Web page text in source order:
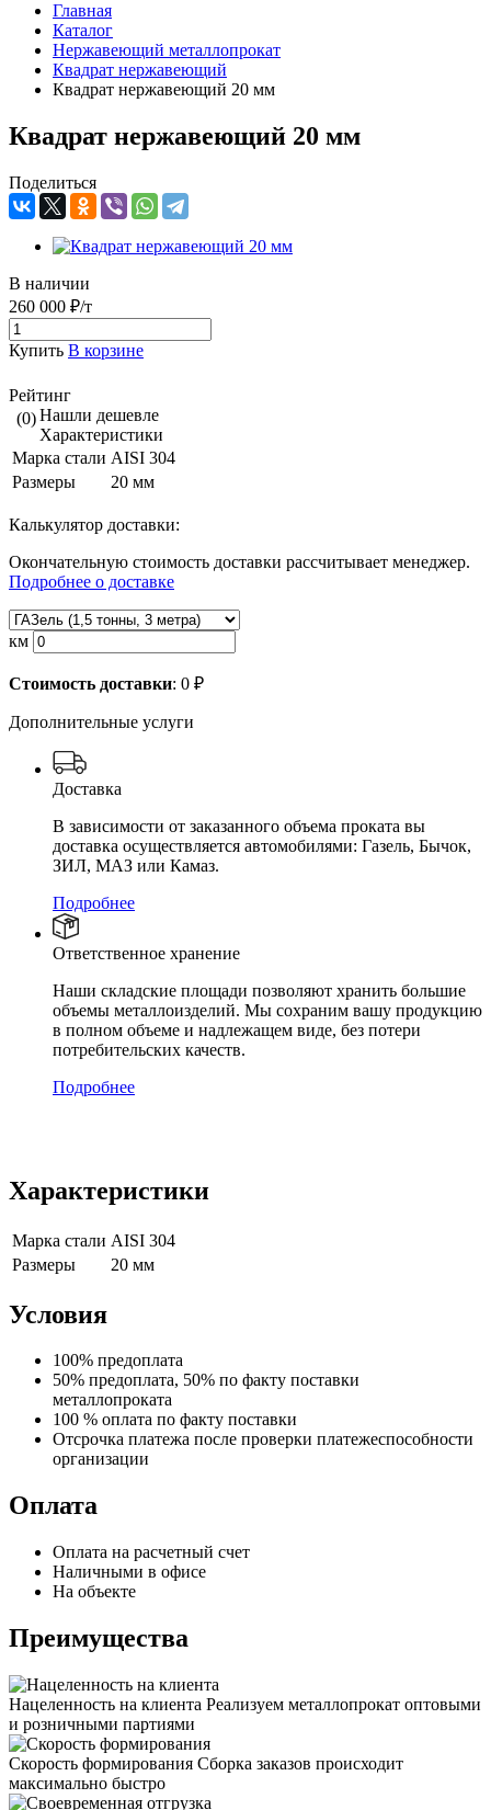
Главная
Каталог
Нержавеющий металлопрокат
Квадрат нержавеющий
Квадрат нержавеющий 20 мм
Квадрат нержавеющий 20 мм
Поделиться
В наличии
260 000 ₽/т
Купить В корзине
Рейтинг
(0)Нашли дешевле
Характеристики
Марка стали AISI 304
Размеры
20 мм
Калькулятор доставки:
Окончательную стоимость доставки рассчитывает менеджер.
Подробнее о доставке
км
Стоимость доставки: 0 ₽
Дополнительные услуги
Доставка
В зависимости от заказанного объема проката вы
доставка осуществляется автомобилями: Газель, Бычок,
ЗИЛ, МАЗ или Камаз.
Подробнее
Ответственное хранение
Наши складские площади позволяют хранить большие
объемы металлоизделий. Мы сохраним вашу продукцию
в полном объеме и надлежащем виде, без потери
потребительских качеств.
Подробнее
Характеристики
Марка стали AISI 304
Размеры
20 мм
Условия
100% предоплата
50% предоплата, 50% по факту поставки
металлопроката
100 % оплата по факту поставки
Отсрочка платежа после проверки платежеспособности
организации
Оплата
Оплата на расчетный счет
Наличными в офисе
На объекте
Преимущества
Нацеленность на клиента Реализуем металлопрокат оптовыми
и розничными партиями
Скорость формирования Сборка заказов происходит
максимально быстро